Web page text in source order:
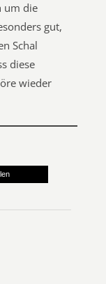
um die
gut,
Schal
diese
wieder